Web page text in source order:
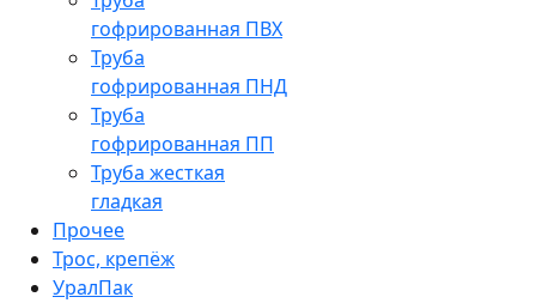
гофрированная ПВХ
Труба
гофрированная ПНД
Труба
гофрированная ПП
Труба жесткая
гладкая
Прочее
Трос, крепёж
УралПак